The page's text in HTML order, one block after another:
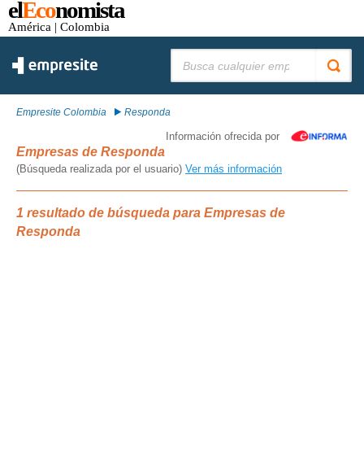
elEconomista
América | Colombia
Empresite Colombia Responda
Información ofrecida por
Empresas de Responda
(Búsqueda realizada por el usuario) Ver más información
1 resultado de búsqueda para Empresas de
Responda